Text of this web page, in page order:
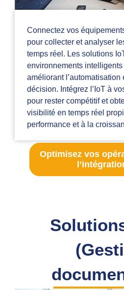
Connectez vos
pour collecter et analyser
temps réel. Les solutions
environnements intelligents
améliorant l’automatisation
décision. Intégrez l’IoT à
pour rester compétitif et
visibilité en temps réel
performance et à la
Optimisez vos